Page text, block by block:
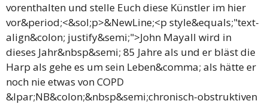
vorenthalten und stelle Euch diese Künstler im hier
vor&period;<&sol;p>&NewLine;<p style&equals;"text-
align&colon; justify&semi;">John Mayall wird in
dieses Jahr&nbsp&semi; 85 Jahre als und er bläst die
Harp als gehe es um sein Leben&comma; als hätte er
noch nie etwas von COPD
&lpar;NB&colon;&nbsp&semi;chronisch-obstruktiven